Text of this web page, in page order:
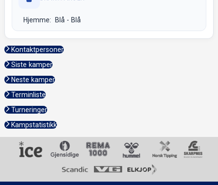
Hjemme: Blå - Blå
Kontaktpersoner
Siste kamper
Neste kamper
Terminliste
Turneringer
Kampstatistikk